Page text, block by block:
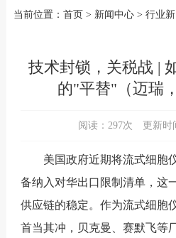
当前位置： 首页 > 新闻中心> 行业新
技术封锁，关税战 |
的"平替"（迈瑞，
阅读：297次 更新时
美国政府近期将流式细胞
备纳入对华出口限制清单，这
供应链的稳定。 作为流式细胞
首当其冲，贝克曼、赛默飞等